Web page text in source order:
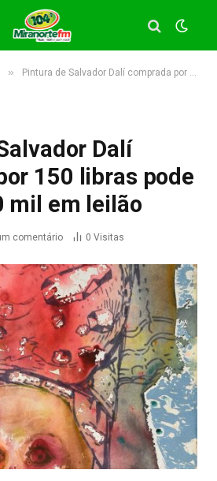
» Pintura de Salvador Dalí comprada por 150 libras pode alcançar 30 mil em leilão
Dalí
150 libras pode
mil em leilão
comentário 0 Visitas